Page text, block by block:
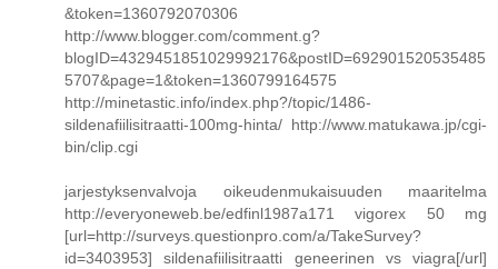
&token=1360792070306
http://www.blogger.com/comment.g?
blogID=4329451851029992176&postID=692901520535485
5707&page=1&token=1360799164575
http://minetastic.info/index.php?/topic/1486-
sildenafiilisitraatti-100mg-hinta/ http://www.matukawa.jp/cgi-
bin/clip.cgi
jarjestyksenvalvoja oikeudenmukaisuuden maaritelma
http://everyoneweb.be/edfinl1987a171 vigorex 50 mg
[url=http://surveys.questionpro.com/a/TakeSurvey?
id=3403953] sildenafiilisitraatti geneerinen vs viagra[/url]